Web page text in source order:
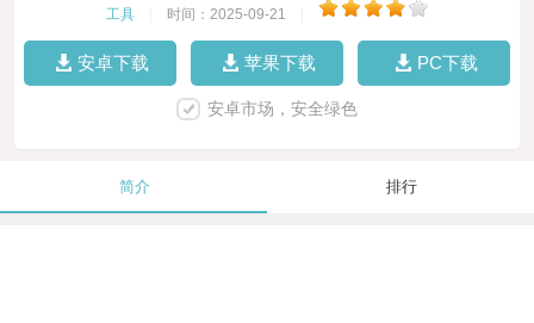
工具 时间：2025-09-21
安卓下载 苹果下载 PC下载
安卓市场，安全绿色
简介 排行